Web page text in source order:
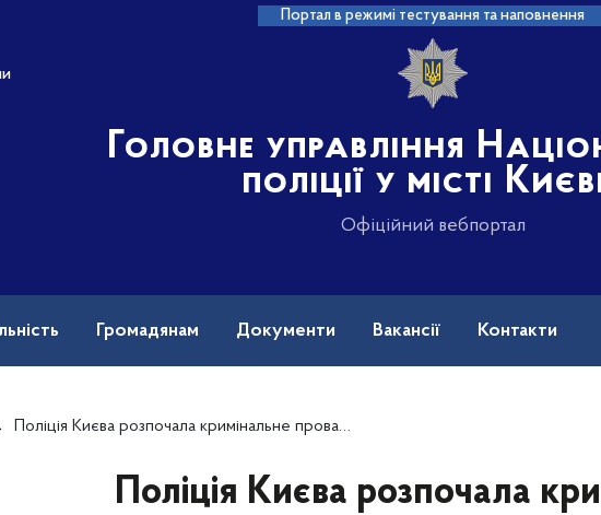
Портал в режимі тестування та наповнення
Головне управління
поліції у місті
Офіційний вебпортал
Громадянам Документи Вакансії Контакти
Поліція Києва розпочала кримінальне провадження за фактом демонстрації нацистської символіки у соціальних мережах
Поліція Києва розпочала